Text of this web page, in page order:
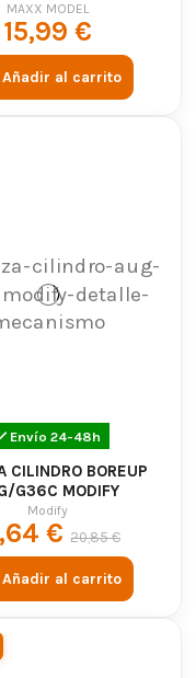
MAXX MODEL
15,99 €
Añadir al carrito
Envío 24-48h
CILINDRO BOREUP
G36C MODIFY
Modify
€20,85 €
Añadir al carrito